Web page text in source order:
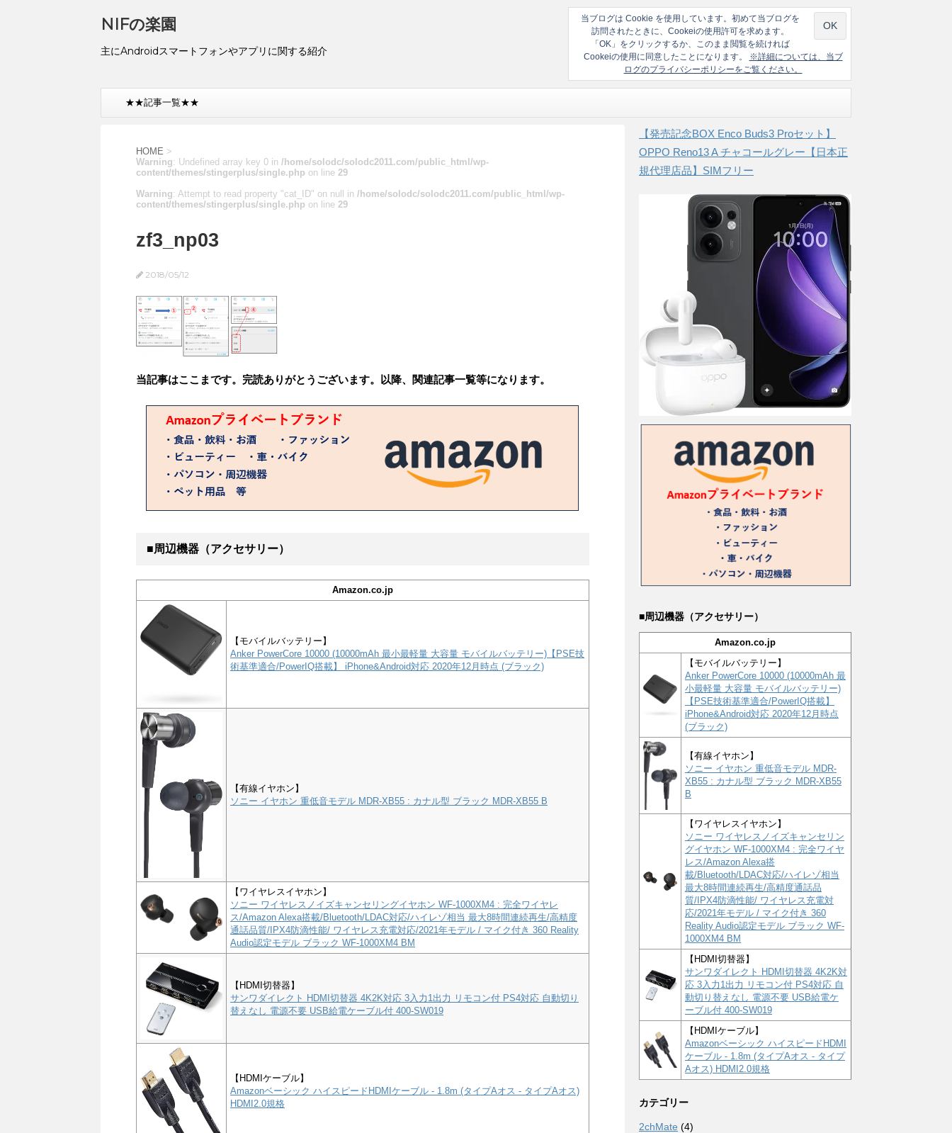
NIFの楽園
主にAndroidスマートフォンやアプリに関する紹介
当ブログは Cookie を使用しています。初めて当ブログを
訪問されたときに、Cookeiの使用許可を求めます。
「OK」をクリックするか、このまま閲覧を続ければ
Cookeiの使用に同意したことになります。
※詳細については、当ブ
ログのプライバシーポリシーをご覧ください。
★★記事一覧★★
HOME >
Warning: Undefined array key 0 in /home/solodc/solodc2011.com/public_html/wp-
content/themes/stingerplus/single.php on line 29
Warning: Attempt to read property "cat_ID" on null in /home/solodc/solodc2011.com/public_html/wp-
content/themes/stingerplus/single.php on line 29
zf3_np03
2018/05/12
当記事はここまです。完読ありがとうございます。以降、関連記事一覧等になります。
■周辺機器（アクセサリー）
Amazon.co.jp
【モバイルバッテリー】
Anker PowerCore 10000 (10000mAh 最小最軽量 大容量 モバイルバッテリー)【PSE技
術基準適合/PowerIQ搭載】 iPhone&Android対応 2020年12月時点 (ブラック)
【有線イヤホン】
ソニー イヤホン 重低音モデル MDR-XB55 : カナル型 ブラック MDR-XB55 B
【ワイヤレスイヤホン】
ソニー ワイヤレスノイズキャンセリングイヤホン WF-1000XM4 : 完全ワイヤレ
ス/Amazon Alexa搭載/Bluetooth/LDAC対応/ハイレゾ相当 最大8時間連続再生/高精度
通話品質/IPX4防滴性能/ ワイヤレス充電対応/2021年モデル / マイク付き 360 Reality
Audio認定モデル ブラック WF-1000XM4 BM
【HDMI切替器】
サンワダイレクト HDMI切替器 4K2K対応 3入力1出力 リモコン付 PS4対応 自動切り
替えなし 電源不要 USB給電ケーブル付 400-SW019
【HDMIケーブル】
Amazonベーシック ハイスピードHDMIケーブル - 1.8m (タイプAオス - タイプAオス)
HDMI2.0規格
【発売記念BOX Enco Buds3 Proセット】
OPPO Reno13 A チャコールグレー【日本正
規代理店品】SIMフリー
■周辺機器（アクセサリー）
Amazon.co.jp
【モバイルバッテリー】
Anker PowerCore 10000 (10000mAh 最
小最軽量 大容量 モバイルバッテリー)
【PSE技術基準適合/PowerIQ搭載】
iPhone&Android対応 2020年12月時点
(ブラック)
【有線イヤホン】
ソニー イヤホン 重低音モデル MDR-
XB55 : カナル型 ブラック MDR-XB55
B
【ワイヤレスイヤホン】
ソニー ワイヤレスノイズキャンセリン
グイヤホン WF-1000XM4 : 完全ワイヤ
レス/Amazon Alexa搭
載/Bluetooth/LDAC対応/ハイレゾ相当
最大8時間連続再生/高精度通話品
質/IPX4防滴性能/ ワイヤレス充電対
応/2021年モデル / マイク付き 360
Reality Audio認定モデル ブラック WF-
1000XM4 BM
【HDMI切替器】
サンワダイレクト HDMI切替器 4K2K対
応 3入力1出力 リモコン付 PS4対応 自
動切り替えなし 電源不要 USB給電ケ
ーブル付 400-SW019
【HDMIケーブル】
Amazonベーシック ハイスピードHDMI
ケーブル - 1.8m (タイプAオス - タイプ
Aオス) HDMI2.0規格
カテゴリー
2chMate (4)